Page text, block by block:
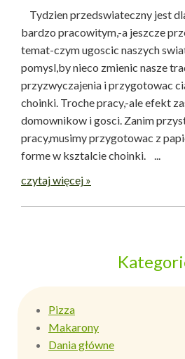
Tydzien przedswiateczny jest
bardzo pracowitym,-a jeszcze
temat-czym ugoscic naszych
pomysl,by nieco zmienic nasze
przyzwyczajenia i przygotowac
choinki. Troche pracy,-ale efekt
domownikow i gosci. Zanim
pracy,musimy przygotowac z
forme w ksztalcie choinki. ...
czytaj więcej »
Pizza
Makarony
Dania główne